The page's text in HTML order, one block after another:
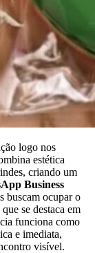
logo nos
estética
criando um
Business
buscam ocupar o
se destaca em
funciona como
e imediata,
visível.